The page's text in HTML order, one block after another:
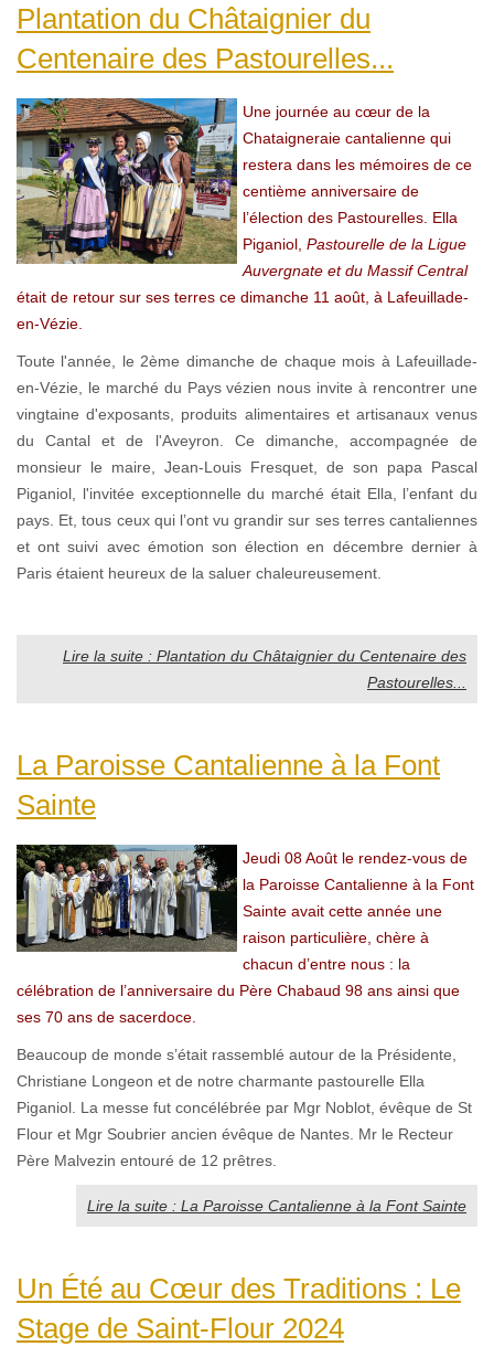
Plantation du Châtaignier du
Centenaire des Pastourelles...
Une journée au cœur de la
Chataigneraie cantalienne qui
restera dans les mémoires de ce
centième anniversaire de
l’élection des Pastourelles. Ella
Piganiol, Pastourelle de la Ligue
Auvergnate et du Massif Central
était de retour sur ses terres ce dimanche 11 août, à Lafeuillade-
en-Vézie.
Toute l'année, le 2ème dimanche de chaque mois à Lafeuillade-
en-Vézie, le marché du Pays vézien nous invite à rencontrer une
vingtaine d'exposants, produits alimentaires et artisanaux venus
du Cantal et de l'Aveyron. Ce dimanche, accompagnée de
monsieur le maire, Jean-Louis Fresquet, de son papa Pascal
Piganiol, l'invitée exceptionnelle du marché était Ella, l’enfant du
pays. Et, tous ceux qui l’ont vu grandir sur ses terres cantaliennes
et ont suivi avec émotion son élection en décembre dernier à
Paris étaient heureux de la saluer chaleureusement.
Lire la suite : Plantation du Châtaignier du Centenaire des
Pastourelles...
La Paroisse Cantalienne à la Font
Sainte
Jeudi 08 Août le rendez-vous de
la Paroisse Cantalienne à la Font
Sainte avait cette année une
raison particulière, chère à
chacun d’entre nous : la
célébration de l’anniversaire du Père Chabaud 98 ans ainsi que
ses 70 ans de sacerdoce.
Beaucoup de monde s’était rassemblé autour de la Présidente,
Christiane Longeon et de notre charmante pastourelle Ella
Piganiol. La messe fut concélébrée par Mgr Noblot, évêque de St
Flour et Mgr Soubrier ancien évêque de Nantes. Mr le Recteur
Père Malvezin entouré de 12 prêtres.
Lire la suite : La Paroisse Cantalienne à la Font Sainte
Un Été au Cœur des Traditions : Le
Stage de Saint-Flour 2024